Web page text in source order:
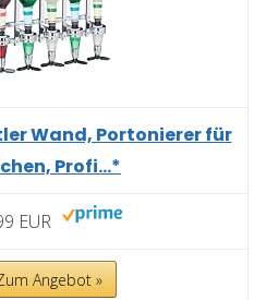
Wand, Portonierer für
Profi...*
EUR
Angebot »